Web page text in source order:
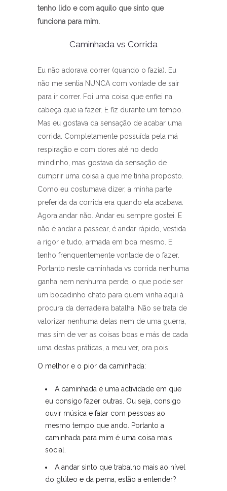
tenho lido e com aquilo que sinto que
funciona para mim.
Caminhada vs Corrida
Eu não adorava correr (quando o fazia). Eu
não me sentia NUNCA com vontade de sair
para ir correr. Foi uma coisa que enfiei na
cabeça que ia fazer. E fiz durante um tempo.
Mas eu gostava da sensação de acabar uma
corrida. Completamente possuída pela má
respiração e com dores até no dedo
mindinho, mas gostava da sensação de
cumprir uma coisa a que me tinha proposto.
Como eu costumava dizer, a minha parte
preferida da corrida era quando ela acabava.
Agora andar não. Andar eu sempre gostei. E
não é andar a passear, é andar rápido, vestida
a rigor e tudo, armada em boa mesmo. E
tenho frenquentemente vontade de o fazer.
Portanto neste caminhada vs corrida nenhuma
ganha nem nenhuma perde, o que pode ser
um bocadinho chato para quem vinha aqui à
procura da derradeira batalha. Não se trata de
valorizar nenhuma delas nem de uma guerra,
mas sim de ver as coisas boas e más de cada
uma destas práticas, a meu ver, ora pois.
O melhor e o pior da caminhada:
A caminhada é uma actividade em que
eu consigo fazer outras. Ou seja, consigo
ouvir música e falar com pessoas ao
mesmo tempo que ando. Portanto a
caminhada para mim é uma coisa mais
social.
A andar sinto que trabalho mais ao nível
do glúteo e da perna, estão a entender?